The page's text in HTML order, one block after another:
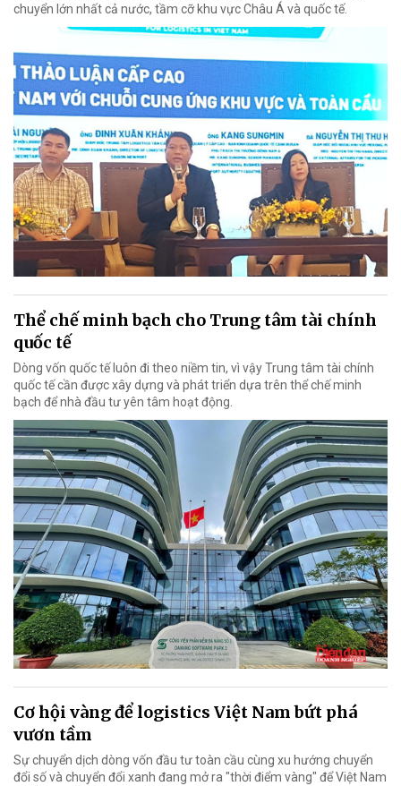
chuyển lớn nhất cả nước, tầm cỡ khu vực Châu Á và quốc tế.
Thể chế minh bạch cho Trung tâm tài chính
quốc tế
Dòng vốn quốc tế luôn đi theo niềm tin, vì vậy Trung tâm tài chính
quốc tế cần được xây dựng và phát triển dựa trên thể chế minh
bạch để nhà đầu tư yên tâm hoạt động.
Cơ hội vàng để logistics Việt Nam bứt phá
vươn tầm
Sự chuyển dịch dòng vốn đầu tư toàn cầu cùng xu hướng chuyển
đổi số và chuyển đổi xanh đang mở ra "thời điểm vàng" để Việt Nam